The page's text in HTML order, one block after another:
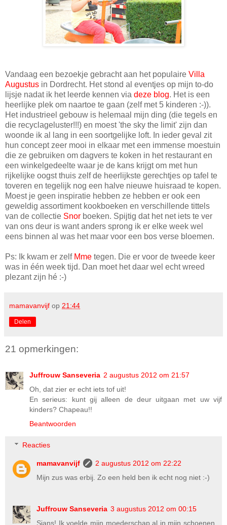
Vandaag een bezoekje gebracht aan het populaire Villa
Augustus in Dordrecht. Het stond al eventjes op mijn to-do
lijsje nadat ik het leerde kennen via deze blog. Het is een
heerlijke plek om naartoe te gaan (zelf met 5 kinderen :-)).
Het industrieel gebouw is helemaal mijn ding (die tegels en
die recyclageluster!!!) en moest 'the sky the limit' zijn dan
woonde ik al lang in een soortgelijke loft. In ieder geval zit
hun concept zeer mooi in elkaar met een immense moestuin
die ze gebruiken om dagvers te koken in het restaurant en
een winkelgedeelte waar je de kans krijgt om met hun
rijkelijke oogst thuis zelf de heerlijkste gerechtjes op tafel te
toveren en tegelijk nog een halve nieuwe huisraad te kopen.
Moest je geen inspiratie hebben ze hebben er ook een
geweldig assortiment kookboeken en verschillende tittels
van de collectie Snor boeken. Spijtig dat het net iets te ver
van ons deur is want anders sprong ik er elke week wel
eens binnen al was het maar voor een bos verse bloemen.
Ps: Ik kwam er zelf Mme tegen. Die er voor de tweede keer
was in één week tijd. Dan moet het daar wel echt wreed
plezant zijn hé :-)
mamavanvijf op 21:44
Delen
21 opmerkingen:
Juffrouw Sanseveria 2 augustus 2012 om 21:57
Oh, dat zier er echt iets tof uit!
En serieus: kunt gij alleen de deur uitgaan met uw vijf
kinders? Chapeau!!
Beantwoorden
Reacties
mamavanvijf
2 augustus 2012 om 22:22
Mijn zus was erbij. Zo een held ben ik echt nog niet :-)
Juffrouw Sanseveria 3 augustus 2012 om 00:15
Sjans! Ik voelde mijn moederschap al in mijn schoenen